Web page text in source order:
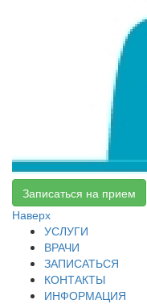
Записаться на прием
Наверх
УСЛУГИ
ВРАЧИ
ЗАПИСАТЬСЯ
КОНТАКТЫ
ИНФОРМАЦИЯ